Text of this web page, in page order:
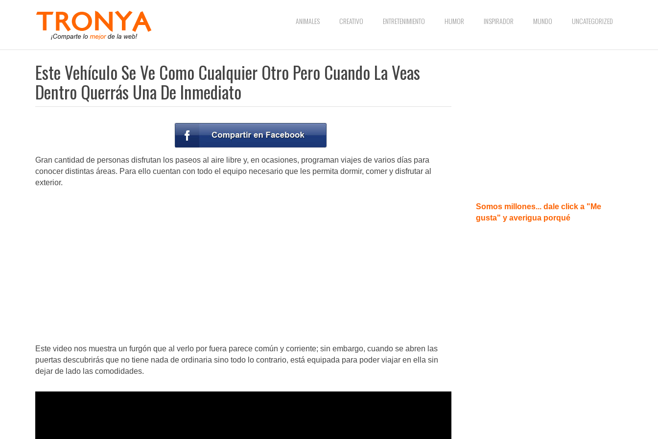
ANIMALES CREATIVO ENTRETENIMIENTO HUMOR INSPIRADOR MUNDO UNCATEGORIZED
Este Vehículo Se Ve Como Cualquier Otro Pero Cuando La Veas
Dentro Querrás Una De Inmediato
Gran cantidad de personas disfrutan los paseos al aire libre y, en ocasiones, programan viajes de varios días para
conocer distintas áreas. Para ello cuentan con todo el equipo necesario que les permita dormir, comer y disfrutar al
exterior.
Este video nos muestra un furgón que al verlo por fuera parece común y corriente; sin embargo, cuando se abren las
puertas descubrirás que no tiene nada de ordinaria sino todo lo contrario, está equipada para poder viajar en ella sin
dejar de lado las comodidades.
Somos millones... dale click a "Me
gusta" y averigua porqué